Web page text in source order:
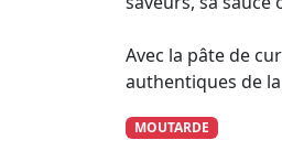
Avec la pâte de
authentiques de
MOUTARDE